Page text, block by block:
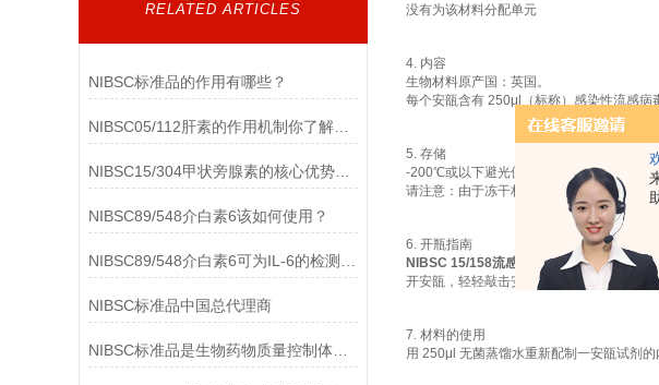
RELATED ARTICLES
NIBSC标准品的作用有哪些？
NIBSC05/112肝素的作用机制你了解多少？
NIBSC15/304甲状旁腺素的核心优势有哪些？
NIBSC89/548介白素6该如何使用？
NIBSC标准品中国总代理商
NIBSC标准品是生物药物质量控制体系中的基础工具
没有为该材料分配单元
4. 内容
生物材料原产国：英国。
每个安瓿含有 250μl（标称）感染性流感病
5. 存储
-200℃或以下避光保存
请注意：由于冻干材料固有的稳定性，
6. 开瓶指南
NIBSC 15/158流感病毒感染NYMCX-263标
开安瓿，轻轻敲击安瓿以收集底部（标记
7. 材料的使用
用 250μl 无菌蒸馏水重新配制一安瓿试剂